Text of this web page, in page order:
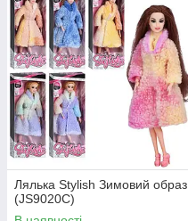
Лялька Stylish Зимовий образ
(JS9020C)